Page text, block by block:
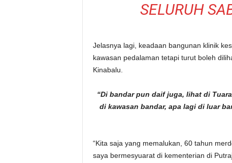
SELURUH
Jelasnya lagi, keadaan bangunan klinik
kawasan pedalaman tetapi turut boleh
Kinabalu.
“Di bandar pun daif juga, lihat di
di kawasan bandar, apa lagi di luar
“Kita saja yang memalukan, 60 tahun
saya bermesyuarat di kementerian di